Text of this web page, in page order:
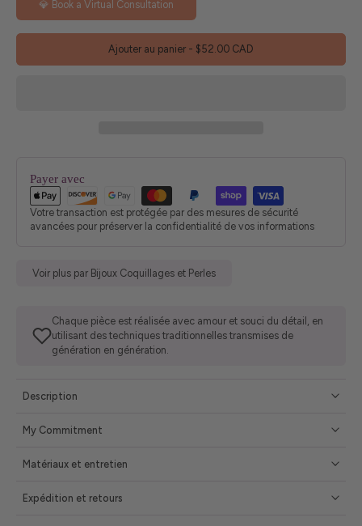
💎 Book a Virtual Consultation
Ajouter au panier - $52.00 CAD
Payer avec
Votre transaction est protégée par des mesures de sécurité
avancées pour préserver la confidentialité de vos informations
Voir plus par Bijoux Coquillages et Perles
Chaque pièce est réalisée avec amour et souci du détail, en
utilisant des techniques traditionnelles transmises de
génération en génération.
Description
My Commitment
Matériaux et entretien
Expédition et retours